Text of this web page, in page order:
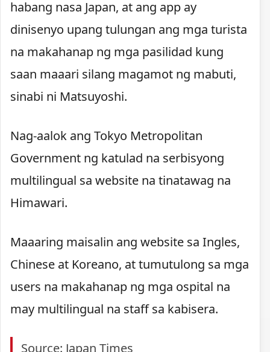
habang nasa Japan, at ang app ay
dinisenyo upang tulungan ang mga turista
na makahanap ng mga pasilidad kung
saan maaari silang magamot ng mabuti,
sinabi ni Matsuyoshi.
Nag-aalok ang Tokyo Metropolitan
Government ng katulad na serbisyong
multilingual sa website na tinatawag na
Himawari.
Maaaring maisalin ang website sa Ingles,
Chinese at Koreano, at tumutulong sa mga
users na makahanap ng mga ospital na
may multilingual na staff sa kabisera.
Source: Japan Times